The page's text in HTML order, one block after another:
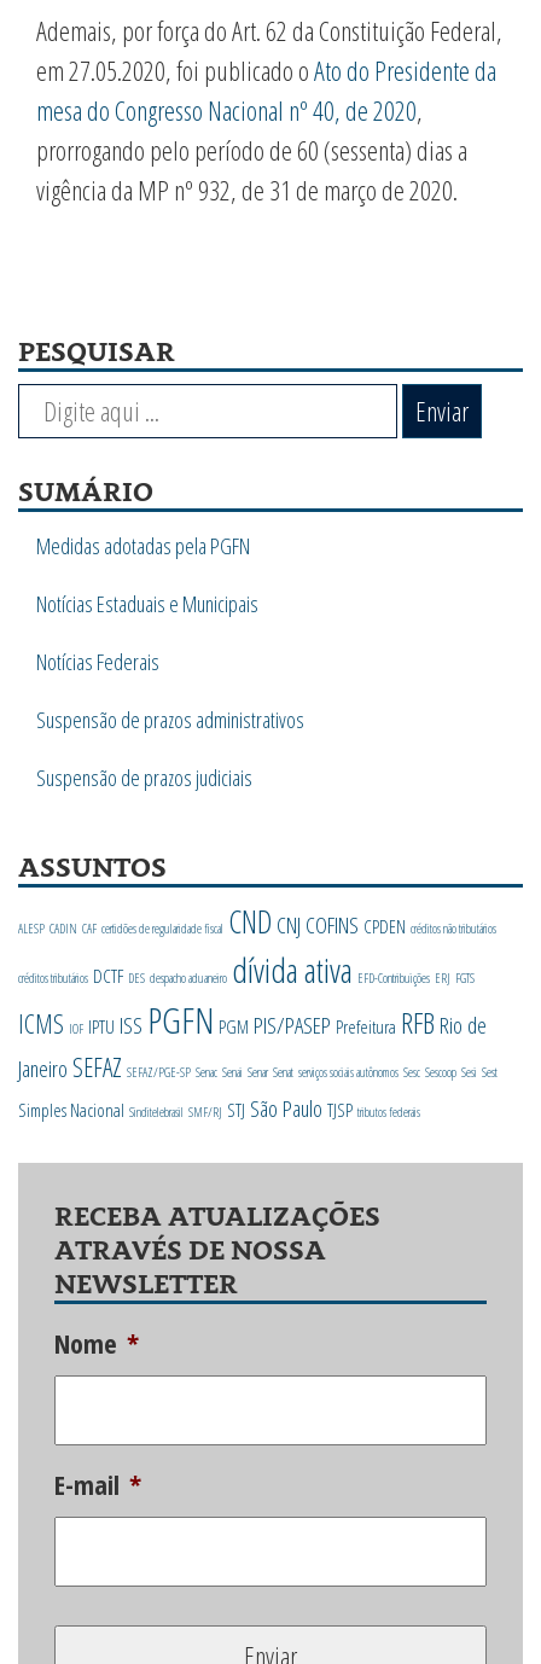
Ademais, por força do Art. 62 da Constituição Federal,
em 27.05.2020, foi publicado oAto do Presidente da
mesa do Congresso Nacional nº 40, de 2020,
prorrogando pelo período de 60 (sessenta) dias a
vigência da MP nº 932, de 31 de março de 2020.
PESQUISAR
Enviar
SUMÁRIO
Medidas adotadas pela PGFN
Notícias Estaduais e Municipais
Notícias Federais
Suspensão de prazos administrativos
Suspensão de prazos judiciais
ASSUNTOS
ALESP CADIN CAF certidões de regularidade fiscal CND CNJ COFINS CPDEN créditos não tributários
créditos tributários DCTF DES despacho aduaneiro dívida ativa EFD-Contribuições ERJ FGTS
ICMS IOF IPTU ISS PGFN PGM PIS/PASEP Prefeitura RFB Rio de
Janeiro SEFAZ SEFAZ/PGE-SP Senac Senai Senar Senat serviços sociais autônomos Sesc Sescoop Sesi Sest
Simples Nacional Sinditelebrasil SMF/RJ STJ São Paulo TJSP tributos federais
RECEBA ATUALIZAÇÕES
ATRAVÉS DE NOSSA
NEWSLETTER
Nome *
E-mail *